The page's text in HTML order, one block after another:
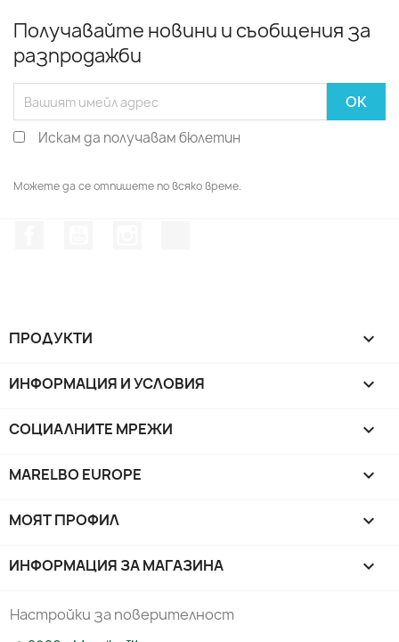
Получавайте новини и съобщения за
разпродажби
Искам да получавам бюлетин
Можете да се отпишете по всяко време.
ПРОДУКТИ 
ИНФОРМАЦИЯ И УСЛОВИЯ 
СОЦИАЛНИТЕ МРЕЖИ 
MARELBO EUROPE 
МОЯТ ПРОФИЛ 
ИНФОРМАЦИЯ ЗА МАГАЗИНА keyboard_arrow_down
Настройки за поверителност